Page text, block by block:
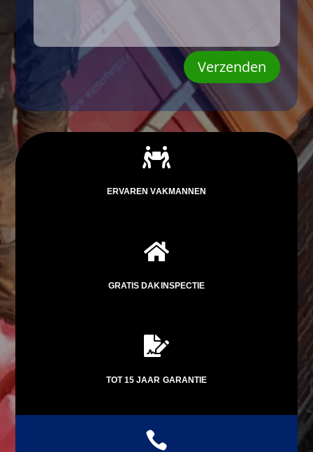
Verzenden

ERVAREN VAKMANNEN

GRATIS DAKINSPECTIE

TOT 15 JAAR GARANTIE
